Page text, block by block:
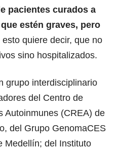
pacientes curados a
estén graves, pero
esto quiere decir, que no
sino hospitalizados.
grupo interdisciplinario
del Centro de
Autoinmunes (CREA) de
del Grupo GenomaCES
Medellín; del Instituto